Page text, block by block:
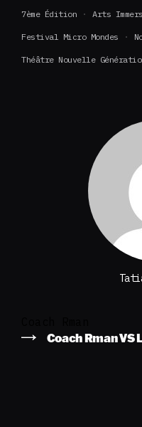
7ème Édition Arts
Festival Micro Mondes
Théâtre Nouvelle
Coach Rman VS